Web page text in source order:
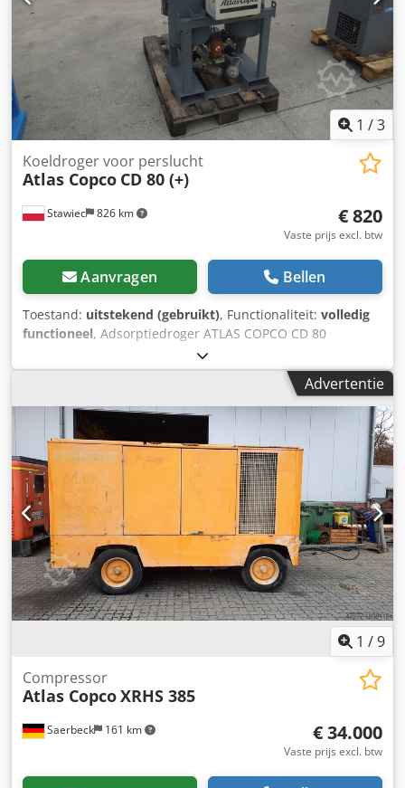
1 /3
Stawiec 826 km
Koeldroger voor perslucht
Atlas Copco CD 80 (+)
€ 820
Vaste prijs excl. btw
Aanvragen Bellen
Toestand: uitstekend (gebruikt), Functionaliteit: volledig
functioneel, Adsorptiedroger ATLAS COPCO CD 80
Technische gegevens: Crsdjzm Ip Rspfx Amyof capaciteit:
4800 l/min; droger is volledig functioneel; nettoprijs: 3500
Advertentie
1 /9
Saerbeck 161 km
Compressor
Atlas CopcoXRHS 385
€ 34.000
Vaste prijs excl. btw